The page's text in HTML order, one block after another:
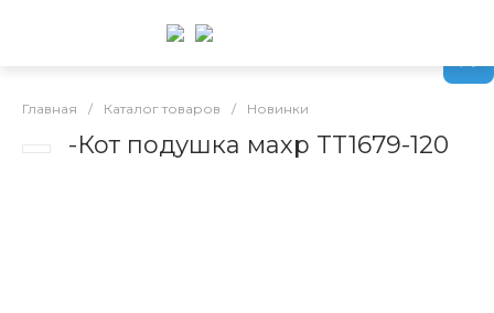
Главная / Каталог товаров / Новинки
-Кот подушка махр TT1679-120